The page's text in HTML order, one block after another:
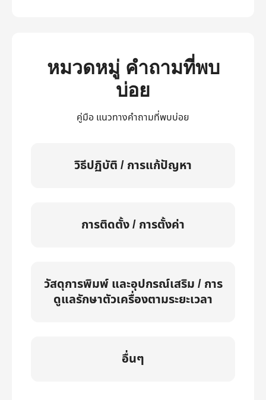
หมวดหมู่ คำถามที่พบ
บ่อย
คู่มือ แนวทางคำถามที่พบบ่อย
วิธีปฏิบัติ / การแก้ปัญหา
การติดตั้ง / การตั้งค่า
วัสดุการพิมพ์ และอุปกรณ์เสริม / การ
ดูแลรักษาตัวเครื่องตามระยะเวลา
อื่นๆ